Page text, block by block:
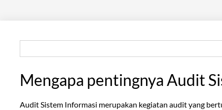
Mengapa pentingnya Audit
Audit Sistem Informasi merupakan kegiatan audit yang